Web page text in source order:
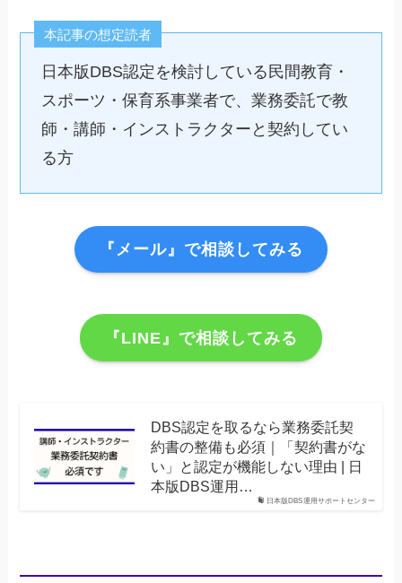
本記事の想定読者
日本版DBS認定を検討している民間教育・
スポーツ・保育系事業者で、業務委託で教
師・講師・インストラクターと契約してい
る方
『メール』で相談してみる
『LINE』で相談してみる
日本版DBS運用サポートセンター
DBS認定を取るなら業務委託契
約書の整備も必須｜「契約書がな
い」と認定が機能しない理由 | 日
本版DBS運用…